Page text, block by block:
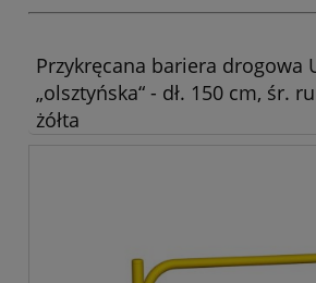
Przykręcana bariera drogowa
„olsztyńska“ - dł. 150 cm, śr.
żółta